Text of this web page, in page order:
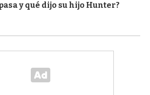
y qué dijo su hijo Hunter?